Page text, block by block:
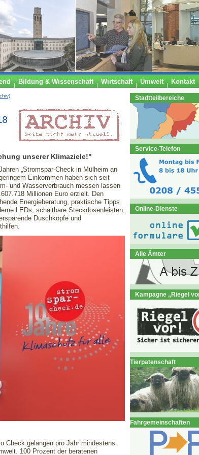
Bildung & Wissenschaft Wirtschaft Umwelt Kontakt
unserer Klimaziele!"
„Stromspar-Check in Mülheim an
Einkommen haben sich seit
und Wasserverbrauch messen lassen
Millionen Euro erzielt. Den
Energieberatung, praktische Tipps
LEDs, schaltbare Steckdosenleisten,
Duschköpfe und
Check gelangen pro Jahr mindestens
100 Prozent der beratenen
Stadtteilbereiche
Service-Telefon
Online-Dienste
Alle Ämter
Kampagne „Riegel
Tierpatenschaft
Fahrgemeinschaften